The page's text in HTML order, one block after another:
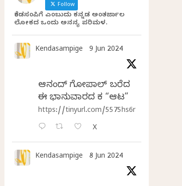
Follow
ಕೆಂಡಸಂಪಿಗೆ ಎಂಬುದು ಕನ್ನಡ ಅಂತರ್ಜಾಲ
ಲೋಕದ ಒಂದು ಅನನ್ಯ ಪರಿಮಳ.
Kendasampige 9 Jun 2024
ಆನಂದ್‌ ಗೋಪಾಲ್‌ ಬರೆದ
ಈ ಭಾನುವಾರದ ಕತೆ “ಆಟ”
https://tinyurl.com/5575hs6r
X
Kendasampige 8 Jun 2024